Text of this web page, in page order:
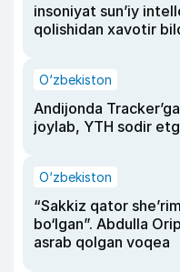
insoniyat sun’iy
qolishidan xavotir
O‘zbekiston
Andijonda
joylab, YTH sodir
O‘zbekiston
“Sakkiz qator
bo‘lgan”. Abdulla
asrab qolgan voqea